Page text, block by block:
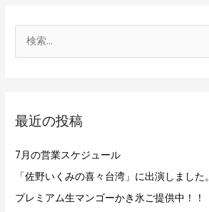
:最近の投稿
7月の営業スケジュール
「佐野いくみの喜々台湾」に出演しました。
プレミアム生マンゴーかき氷ご提供中！！